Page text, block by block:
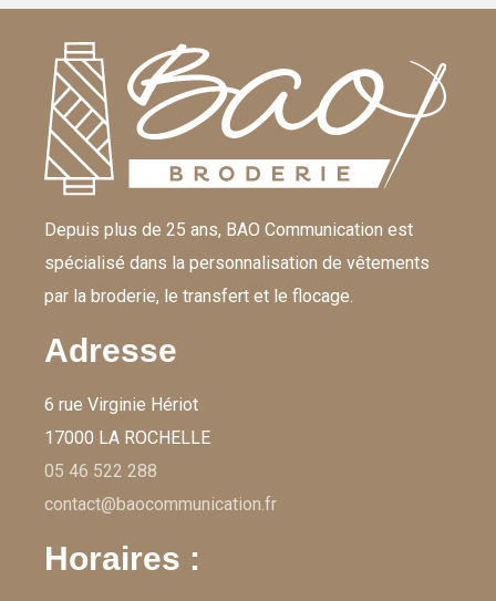
Depuis plus de 25 ans, BAO Communication est
spécialisé dans la personnalisation de vêtements
par la broderie, le transfert et le flocage.
Adresse
6 rue Virginie Hériot
17000 LA ROCHELLE
05 46 522 288
contact@baocommunication.fr
Horaires :